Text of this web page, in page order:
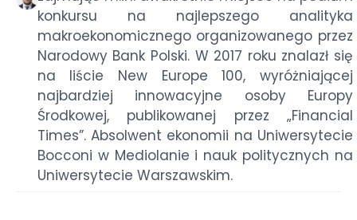
konkursu na najlepszego analityka
makroekonomicznego organizowanego przez
Narodowy Bank Polski. W 2017 roku znalazł się
na liście New Europe 100, wyróżniającej
najbardziej innowacyjne osoby Europy
Środkowej, publikowanej przez „Financial
Times”. Absolwent ekonomii na Uniwersytecie
Bocconi w Mediolanie i nauk politycznych na
Uniwersytecie Warszawskim.